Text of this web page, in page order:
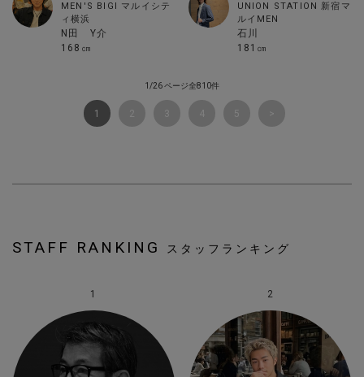
MEN'S BIGI マルイシテ
ィ横浜
N田 Y介
168㎝
UNION STATION 新宿マ
ルイMEN
石川
181㎝
1/26 ページ全810件
1 2 3 4 5
STAFF RANKING スタッフランキング
1 2